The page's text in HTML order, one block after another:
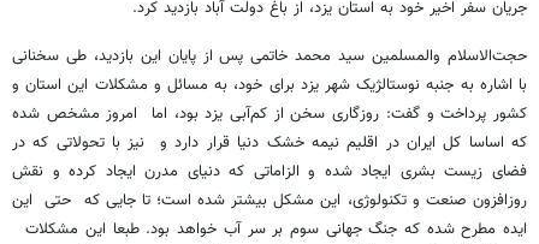
جریان سفر اخیر خود به استان یزد، از باغ دولت آباد بازدید کرد.
حجت‌الاسلام والمسلمین سید محمد خاتمی پس از پایان این بازدید، طی سخنانی
با اشاره به جنبه نوستالژیک شهر یزد برای خود، به مسائل و مشکلات این استان و
کشور پرداخت و گفت: روزگاری سخن از کم‌آبی یزد بود، اما امروز مشخص شده
که اساسا کل ایران در اقلیم نیمه خشک دنیا قرار دارد و نیز با تحولاتی که در
فضای زیست بشری ایجاد شده و الزاماتی که دنیای مدرن ایجاد کرده و نقش
روزافزون صنعت و تکنولوژی، این مشکل بیشتر شده است؛ تا جایی که حتی این
ایده مطرح شده که جنگ جهانی سوم بر سر آب خواهد بود. طبعا این مشکلات